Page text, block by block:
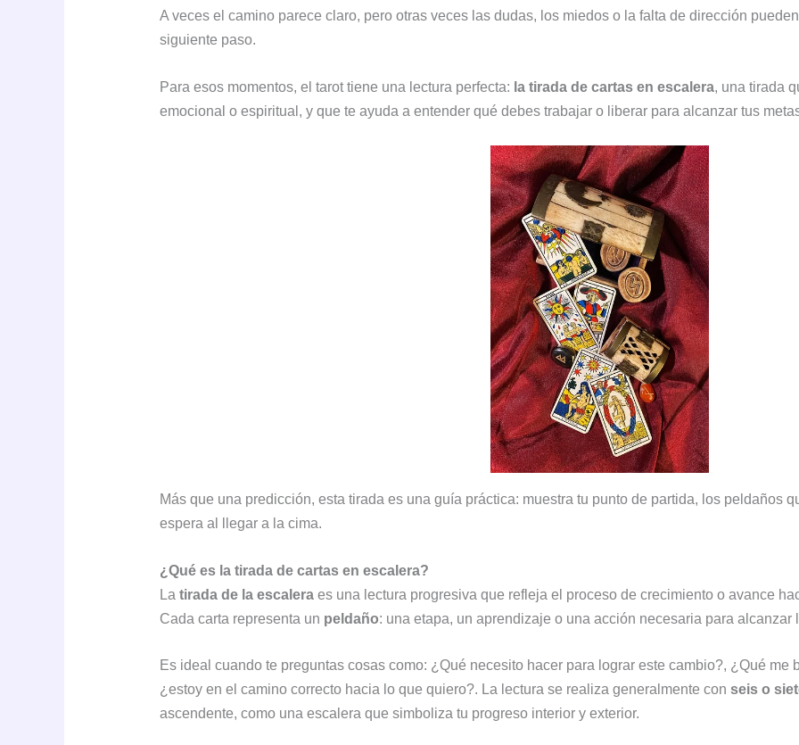
A veces el camino parece claro, pero otras veces las dudas, los miedos o la falta de dirección
siguiente paso.
Para esos momentos, el tarot tiene una lectura perfecta: la tirada de cartas en escalera, una tirada
emocional o espiritual, y que te ayuda a entender qué debes trabajar o liberar para alcanzar tus
Más que una predicción, esta tirada es una guía práctica: muestra tu punto de partida, los peldaños
espera al llegar a la cima.
¿Qué es la tirada de cartas en escalera?
La tirada de la escaleraes una lectura progresiva que refleja el proceso de crecimiento o avance
Cada carta representa un peldaño: una etapa, un aprendizaje o una acción necesaria para alcanzar
Es ideal cuando te preguntas cosas como: ¿Qué necesito hacer para lograr este cambio?, ¿Qué me
¿estoy en el camino correcto hacia lo que quiero?. La lectura se realiza generalmente con seis o
ascendente, como una escalera que simboliza tu progreso interior y exterior.